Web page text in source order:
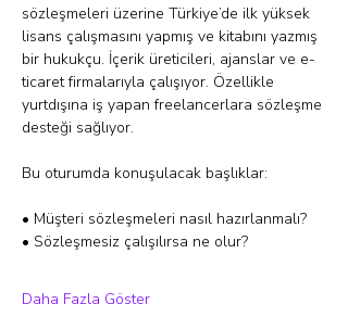
sözleşmeleri üzerine Türkiye’de ilk yüksek
lisans çalışmasını yapmış ve kitabını yazmış
bir hukukçu. İçerik üreticileri, ajanslar ve e-
ticaret firmalarıyla çalışıyor. Özellikle
yurtdışına iş yapan freelancerlara sözleşme
desteği sağlıyor.
Bu oturumda konuşulacak başlıklar:
• Müşteri sözleşmeleri nasıl hazırlanmalı?
• Sözleşmesiz çalışılırsa ne olur?
Daha Fazla Göster